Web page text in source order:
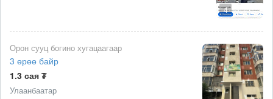
4
Орон сууц богино хугацаагаар
3 өрөө байр
1.3 сая ₮
Улаанбаатар